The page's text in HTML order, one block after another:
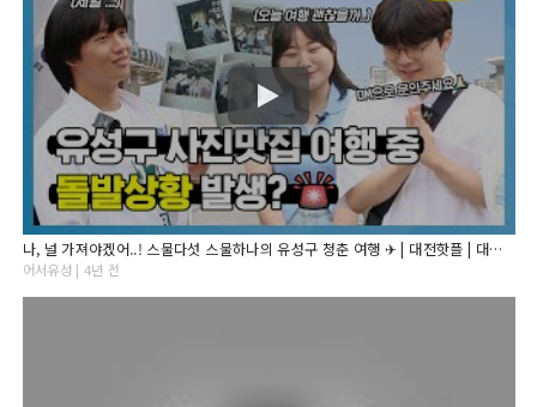
나, 널 가져야겠어..! 스물다섯 스물하나의 유성구 청춘 여행 ✈ | 대전핫플 | 대전 가볼만한곳 | 대전 데이트 코스 | 유성트립 EP.3
어서유성 | 4년 전